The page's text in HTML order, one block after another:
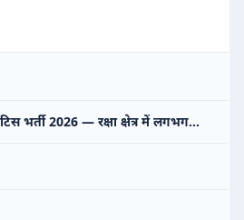
भर्ती 2026 — रक्षा क्षेत्र में लगभग…